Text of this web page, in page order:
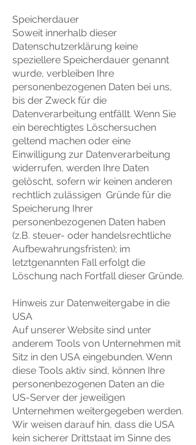
Speicherdauer
Soweit innerhalb dieser
Datenschutzerklärung keine
speziellere Speicherdauer genannt
wurde, verbleiben Ihre
personenbezogenen Daten bei uns,
bis der Zweck für die
Datenverarbeitung entfällt. Wenn Sie
ein berechtigtes Löschersuchen
geltend machen oder eine
Einwilligung zur Datenverarbeitung
widerrufen, werden Ihre Daten
gelöscht, sofern wir keinen anderen
rechtlich zulässigen Gründe für die
Speicherung Ihrer
personenbezogenen Daten haben
(z.B. steuer- oder handelsrechtliche
Aufbewahrungsfristen); im
letztgenannten Fall erfolgt die
Löschung nach Fortfall dieser Gründe.
Hinweis zur Datenweitergabe in die
USA
Auf unserer Website sind unter
anderem Tools von Unternehmen mit
Sitz in den USA eingebunden. Wenn
diese Tools aktiv sind, können Ihre
personenbezogenen Daten an die
US-Server der jeweiligen
Unternehmen weitergegeben werden.
Wir weisen darauf hin, dass die USA
kein sicherer Drittstaat im Sinne des